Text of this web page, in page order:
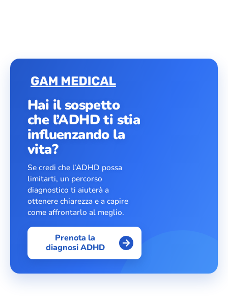
Hai il sospetto
che l’ADHD ti stia
influenzando la
vita?
Se credi che l’ADHD possa
limitarti, un percorso
diagnostico ti aiuterà a
ottenere chiarezza e a capire
come affrontarlo al meglio.
Prenota la
diagnosi ADHD